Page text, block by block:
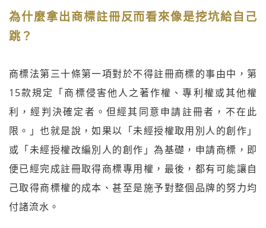
為什麼拿出商標註冊反而看來像是挖坑給自己
跳？
商標法第三十條第一項對於不得註冊商標的事由中，第
15款規定「商標侵害他人之著作權、專利權或其他權
利，經判決確定者。但經其同意申請註冊者，不在此
限。」也就是說，如果以「未經授權取用別人的創作」
或「未經授權改編別人的創作」為基礎，申請商標，即
便已經完成註冊取得商標專用權，最後，都有可能讓自
己取得商標權的成本、甚至是施予對整個品牌的努力均
付諸流水。